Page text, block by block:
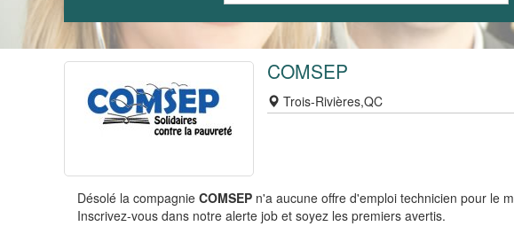
COMSEP
Trois-Rivières,QC
Désolé la compagnie COMSEP n'a aucune offre d'emploi technicien pour le
Inscrivez-vous dans notre alerte job et soyez les premiers avertis.